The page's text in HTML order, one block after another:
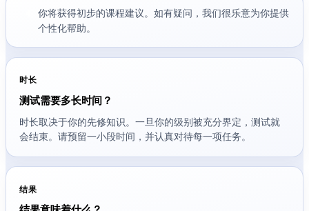
你将获得初步的课程建议。如有疑问，我们很乐意为你提供
个性化帮助。
时长
测试需要多长时间？
时长取决于你的先修知识。一旦你的级别被充分界定，测试就
会结束。请预留一小段时间，并认真对待每一项任务。
结果